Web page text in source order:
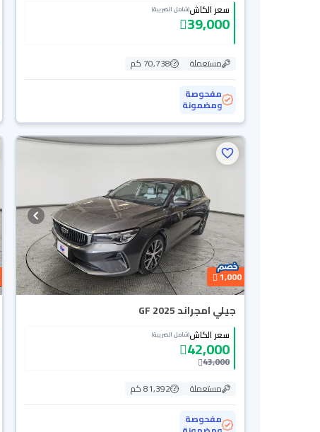
سعر الكاش(شامل الضريبة)
39,000
مستعملة
70,738 كم
مفحوصة
ومضمونة
1,000
جيلي امجراند GF 2025
سعر الكاش(شامل الضريبة)
42,000
43,000
مستعملة
81,392 كم
مفحوصة